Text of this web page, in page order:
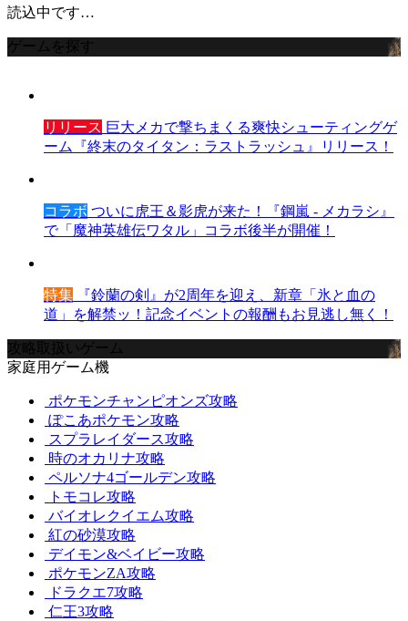
読込中です…
ゲームを探す
リリース 巨大メカで撃ちまくる爽快シューティングゲ
ーム『終末のタイタン：ラストラッシュ』リリース！
コラボ ついに虎王＆影虎が来た！『鋼嵐 - メカラシ』
で「魔神英雄伝ワタル」コラボ後半が開催！
特集 『鈴蘭の剣』が2周年を迎え、新章「氷と血の
道」を解禁ッ！記念イベントの報酬もお見逃し無く！
攻略取扱いゲーム
家庭用ゲーム機
ポケモンチャンピオンズ攻略
ぽこあポケモン攻略
スプラレイダース攻略
時のオカリナ攻略
ペルソナ4ゴールデン攻略
トモコレ攻略
バイオレクイエム攻略
紅の砂漠攻略
デイモン&ベイビー攻略
ポケモンZA攻略
ドラクエ7攻略
仁王3攻略